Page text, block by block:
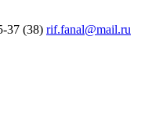
37 (38) rif.fanal@mail.ru